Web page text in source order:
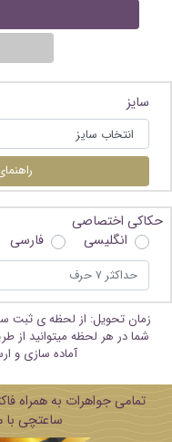
سایز
حکاکی اختصاصی
انگلیسی
فارسی
زمان تحویل: از لحظه ی ثبت
شما در هر لحظه میتوانید از
آماده سازی و
تمامی جواهرات به همراه
ساعتچی با